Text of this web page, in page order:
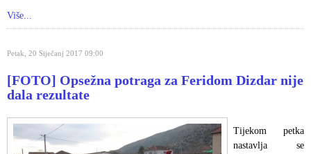
Više...
Petak, 20 Siječanj 2017 09:00
[FOTO] Opsežna potraga za Feridom Dizdar nije
dala rezultate
Tijekom petka
nastavlja se